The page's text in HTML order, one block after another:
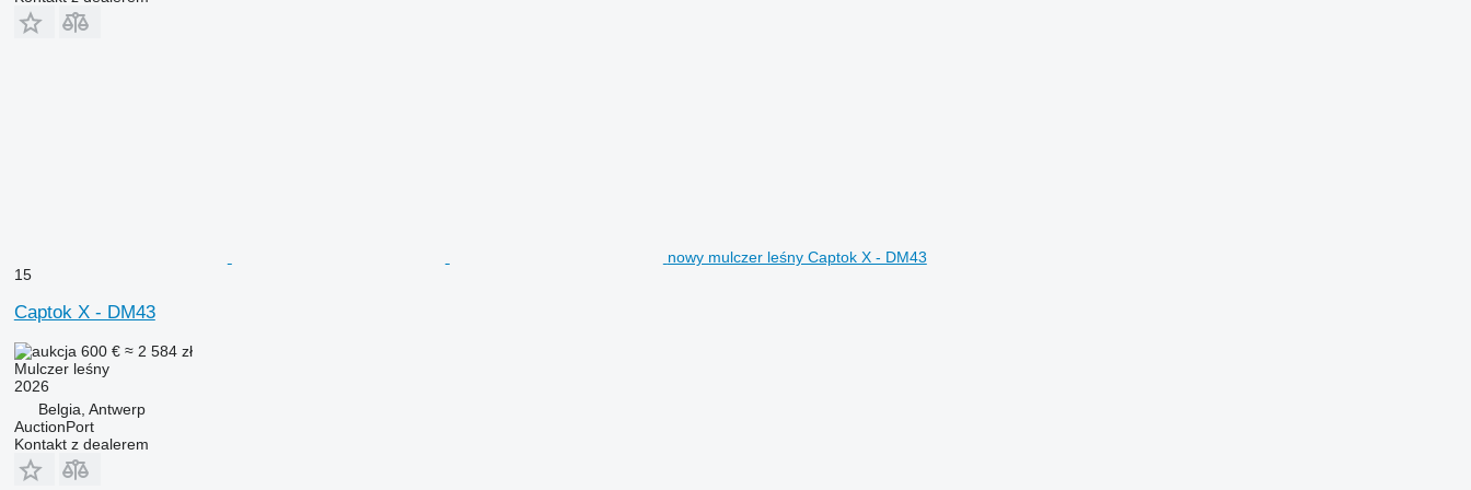
nowy mulczer leśny Captok X - DM43
15
Captok X - DM43
600 € ≈ 2 584 zł
Mulczer leśny
2026
Belgia, Antwerp
AuctionPort
Kontakt z dealerem